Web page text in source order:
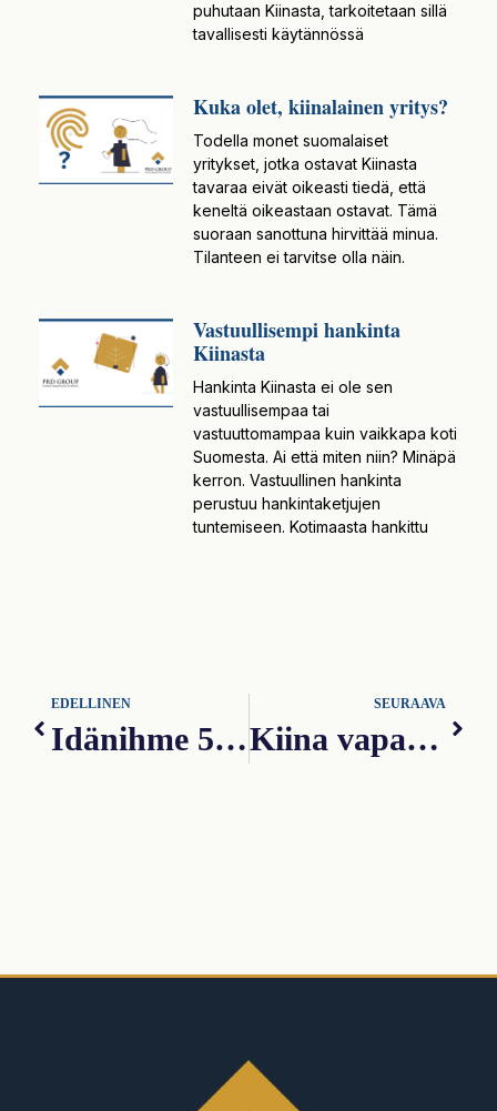
puhutaan Kiinasta, tarkoitetaan sillä
tavallisesti käytännössä
Kuka olet, kiinalainen yritys?
Todella monet suomalaiset
yritykset, jotka ostavat Kiinasta
tavaraa eivät oikeasti tiedä, että
keneltä oikeastaan ostavat. Tämä
suoraan sanottuna hirvittää minua.
Tilanteen ei tarvitse olla näin.
Vastuullisempi hankinta
Kiinasta
Hankinta Kiinasta ei ole sen
vastuullisempaa tai
vastuuttomampaa kuin vaikkapa koti
Suomesta. Ai että miten niin? Minäpä
kerron. Vastuullinen hankinta
perustuu hankintaketjujen
tuntemiseen. Kotimaasta hankittu
EDELLINEN
Idänihme 5. jakso: Liikesuhteiden muodostuminen Kiinassa, vieraana Lasse Liukkonen
SEURAAVA
Kiina vapaapäivät 2022